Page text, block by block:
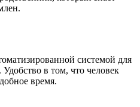
системой для
в том, что человек
время.